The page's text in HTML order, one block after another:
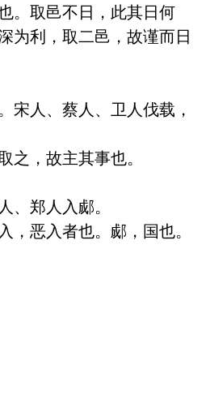
。取邑不日，此其日何
为利，取二邑，故谨而日
宋人、蔡人、卫人伐载，
之，故主其事也。
、郑人入郕。